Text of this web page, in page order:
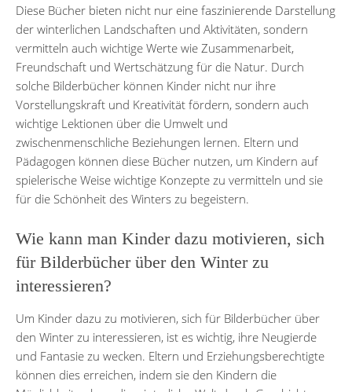
Diese Bücher bieten nicht nur eine faszinierende Darstellung
der winterlichen Landschaften und Aktivitäten, sondern
vermitteln auch wichtige Werte wie Zusammenarbeit,
Freundschaft und Wertschätzung für die Natur. Durch
solche Bilderbücher können Kinder nicht nur ihre
Vorstellungskraft und Kreativität fördern, sondern auch
wichtige Lektionen über die Umwelt und
zwischenmenschliche Beziehungen lernen. Eltern und
Pädagogen können diese Bücher nutzen, um Kindern auf
spielerische Weise wichtige Konzepte zu vermitteln und sie
für die Schönheit des Winters zu begeistern.
Wie kann man Kinder dazu motivieren, sich
für Bilderbücher über den Winter zu
interessieren?
Um Kinder dazu zu motivieren, sich für Bilderbücher über
den Winter zu interessieren, ist es wichtig, ihre Neugierde
und Fantasie zu wecken. Eltern und Erziehungsberechtigte
können dies erreichen, indem sie den Kindern die